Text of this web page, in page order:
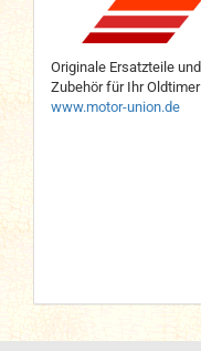
Originale Ersatzteile und
Zubehör für Ihr Oldtimer
www.motor-union.de